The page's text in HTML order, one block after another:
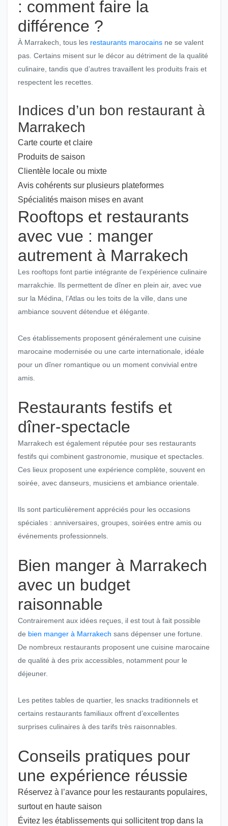
: comment faire la
différence ?
À Marrakech, tous les restaurants marocains ne se valent
pas. Certains misent sur le décor au détriment de la qualité
culinaire, tandis que d’autres travaillent les produits frais et
respectent les recettes.
Indices d’un bon restaurant à
Marrakech
Carte courte et claire
Produits de saison
Clientèle locale ou mixte
Avis cohérents sur plusieurs plateformes
Spécialités maison mises en avant
Rooftops et restaurants
avec vue : manger
autrement à Marrakech
Les rooftops font partie intégrante de l’expérience culinaire
marrakchie. Ils permettent de dîner en plein air, avec vue
sur la Médina, l’Atlas ou les toits de la ville, dans une
ambiance souvent détendue et élégante.
Ces établissements proposent généralement une cuisine
marocaine modernisée ou une carte internationale, idéale
pour un dîner romantique ou un moment convivial entre
amis.
Restaurants festifs et
dîner-spectacle
Marrakech est également réputée pour ses restaurants
festifs qui combinent gastronomie, musique et spectacles.
Ces lieux proposent une expérience complète, souvent en
soirée, avec danseurs, musiciens et ambiance orientale.
Ils sont particulièrement appréciés pour les occasions
spéciales : anniversaires, groupes, soirées entre amis ou
événements professionnels.
Bien manger à Marrakech
avec un budget
raisonnable
Contrairement aux idées reçues, il est tout à fait possible
de bien manger à Marrakech sans dépenser une fortune.
De nombreux restaurants proposent une cuisine marocaine
de qualité à des prix accessibles, notamment pour le
déjeuner.
Les petites tables de quartier, les snacks traditionnels et
certains restaurants familiaux offrent d’excellentes
surprises culinaires à des tarifs très raisonnables.
Conseils pratiques pour
une expérience réussie
Réservez à l’avance pour les restaurants populaires,
surtout en haute saison
Évitez les établissements qui sollicitent trop dans la